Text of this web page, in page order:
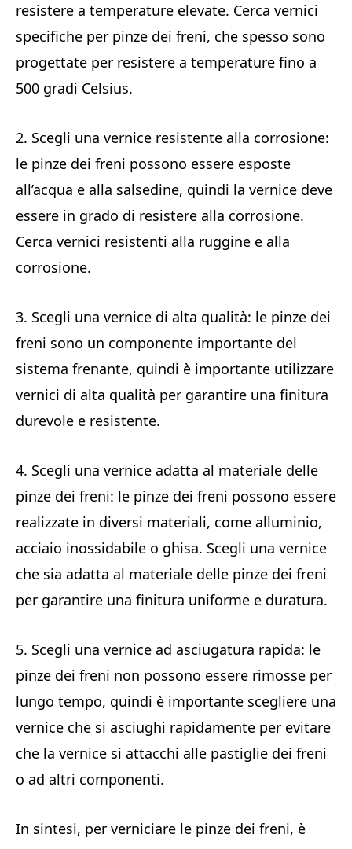
resistere a temperature elevate. Cerca vernici
specifiche per pinze dei freni, che spesso sono
progettate per resistere a temperature fino a
500 gradi Celsius.
2. Scegli una vernice resistente alla corrosione:
le pinze dei freni possono essere esposte
all’acqua e alla salsedine, quindi la vernice deve
essere in grado di resistere alla corrosione.
Cerca vernici resistenti alla ruggine e alla
corrosione.
3. Scegli una vernice di alta qualità: le pinze dei
freni sono un componente importante del
sistema frenante, quindi è importante utilizzare
vernici di alta qualità per garantire una finitura
durevole e resistente.
4. Scegli una vernice adatta al materiale delle
pinze dei freni: le pinze dei freni possono essere
realizzate in diversi materiali, come alluminio,
acciaio inossidabile o ghisa. Scegli una vernice
che sia adatta al materiale delle pinze dei freni
per garantire una finitura uniforme e duratura.
5. Scegli una vernice ad asciugatura rapida: le
pinze dei freni non possono essere rimosse per
lungo tempo, quindi è importante scegliere una
vernice che si asciughi rapidamente per evitare
che la vernice si attacchi alle pastiglie dei freni
o ad altri componenti.
In sintesi, per verniciare le pinze dei freni, è